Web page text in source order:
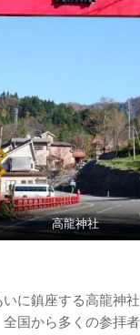
高龍神社
に鎮座する高龍神
国から多くの参拝